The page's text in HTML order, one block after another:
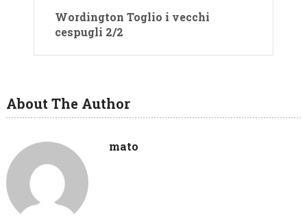
Wordington Toglio i vecchi
cespugli 2/2
About The Author
mato